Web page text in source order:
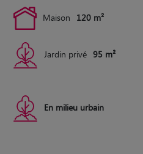
Maison 120 m²
Jardin privé 95 m²
En milieu urbain